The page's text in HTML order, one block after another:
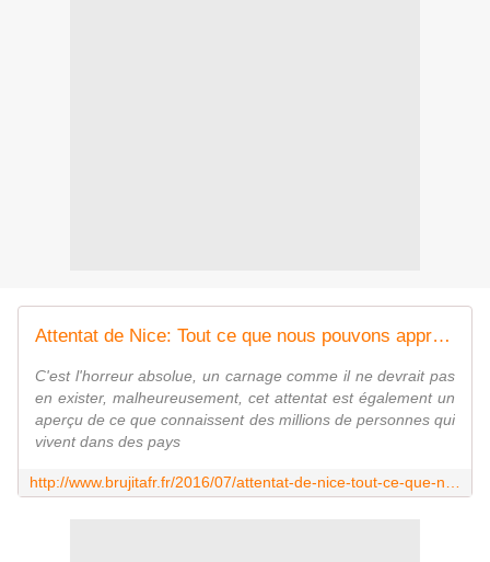
Attentat de Nice: Tout ce que nous pouvons apprendre à l'heure actuelle - MOINS de BIENS PLUS de LIENS
C'est l'horreur absolue, un carnage comme il ne devrait pas
en exister, malheureusement, cet attentat est également un
aperçu de ce que connaissent des millions de personnes qui
vivent dans des pays